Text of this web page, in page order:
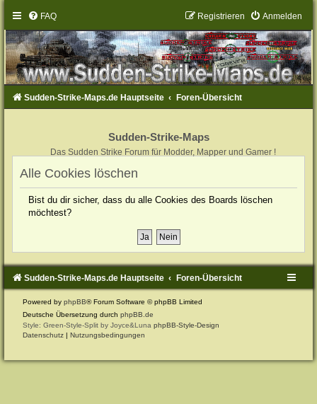
FAQ Anmelden
Registrieren
Sudden-Strike-Maps.de Hauptseite Foren-Übersicht
Sudden-Strike-Maps
Das Sudden Strike Forum für Modder, Mapper und Gamer !
Alle Cookies löschen
Bist du dir sicher, dass du alle Cookies des Boards löschen
möchtest?
Sudden-Strike-Maps.de Hauptseite Foren-Übersicht
Powered byphpBB® Forum Software © phpBB Limited
Deutsche Übersetzung durchphpBB.de
Style: Green-Style-Split by Joyce&LunaphpBB-Style-Design
Datenschutz |Nutzungsbedingungen